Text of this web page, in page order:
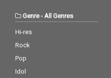
Genre- All Genres
Hi-res
Rock
Pop
Idol